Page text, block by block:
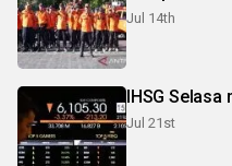
Jul 14th
IHSG Selasa
Jul 21st